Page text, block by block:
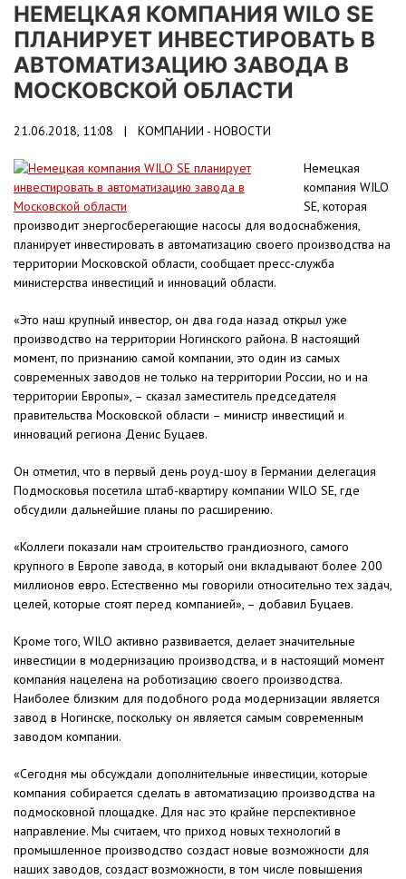
НЕМЕЦКАЯ КОМПАНИЯ WILO SE
ПЛАНИРУЕТ ИНВЕСТИРОВАТЬ В
АВТОМАТИЗАЦИЮ ЗАВОДА В
МОСКОВСКОЙ ОБЛАСТИ
21.06.2018, 11:08 | КОМПАНИИ - НОВОСТИ
Немецкая
компания WILO
SE, которая
производит энергосберегающие насосы для водоснабжения,
планирует инвестировать в автоматизацию своего производства на
территории Московской области, сообщает пресс-служба
министерства инвестиций и инноваций области.
«Это наш крупный инвестор, он два года назад открыл уже
производство на территории Ногинского района. В настоящий
момент, по признанию самой компании, это один из самых
современных заводов не только на территории России, но и на
территории Европы», – сказал заместитель председателя
правительства Московской области – министр инвестиций и
инноваций региона Денис Буцаев.
Он отметил, что в первый день роуд-шоу в Германии делегация
Подмосковья посетила штаб-квартиру компании WILO SE, где
обсудили дальнейшие планы по расширению.
«Коллеги показали нам строительство грандиозного, самого
крупного в Европе завода, в который они вкладывают более 200
миллионов евро. Естественно мы говорили относительно тех задач,
целей, которые стоят перед компанией», – добавил Буцаев.
Кроме того, WILO активно развивается, делает значительные
инвестиции в модернизацию производства, и в настоящий момент
компания нацелена на роботизацию своего производства.
Наиболее близким для подобного рода модернизации является
завод в Ногинске, поскольку он является самым современным
заводом компании.
«Сегодня мы обсуждали дополнительные инвестиции, которые
компания собирается сделать в автоматизацию производства на
подмосковной площадке. Для нас это крайне перспективное
направление. Мы считаем, что приход новых технологий в
промышленное производство создаст новые возможности для
наших заводов, создаст возможности, в том числе повышения